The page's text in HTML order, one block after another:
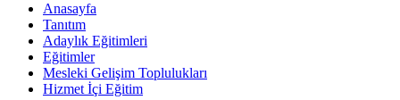
Anasayfa
Tanıtım
Adaylık Eğitimleri
Eğitimler
Mesleki Gelişim Toplulukları
Hizmet İçi Eğitim